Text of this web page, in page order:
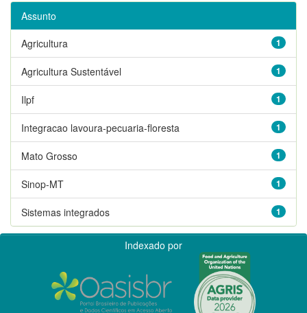
Assunto
1
Agricultura
1
Agricultura Sustentável
1
Ilpf
1
Integracao lavoura-pecuaria-floresta
1
Mato Grosso
1
Sinop-MT
1
Sistemas integrados
Indexado por